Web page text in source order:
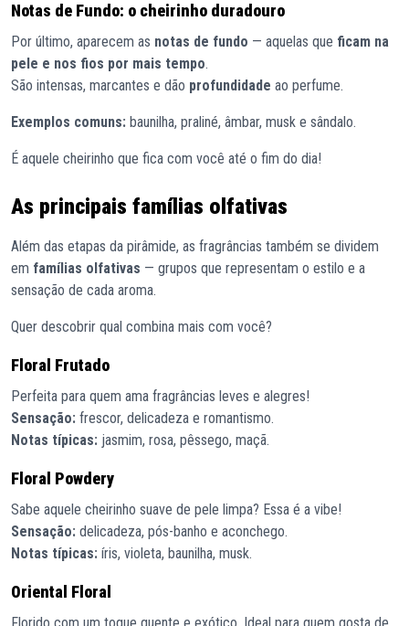
Notas de Fundo: o cheirinho duradouro
Por último, aparecem as notas de fundo — aquelas que ficam na
pele e nos fios por mais tempo.
São intensas, marcantes e dão profundidade ao perfume.
Exemplos comuns: baunilha, praliné, âmbar, musk e sândalo.
É aquele cheirinho que fica com você até o fim do dia!
As principais famílias olfativas
Além das etapas da pirâmide, as fragrâncias também se dividem
em famílias olfativas — grupos que representam o estilo e a
sensação de cada aroma.
Quer descobrir qual combina mais com você?
Floral Frutado
Perfeita para quem ama fragrâncias leves e alegres!
Sensação: frescor, delicadeza e romantismo.
Notas típicas: jasmim, rosa, pêssego, maçã.
Floral Powdery
Sabe aquele cheirinho suave de pele limpa? Essa é a vibe!
Sensação: delicadeza, pós-banho e aconchego.
Notas típicas: íris, violeta, baunilha, musk.
Oriental Floral